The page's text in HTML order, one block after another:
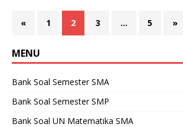
« 1 2 3 … 5 »
MENU
Bank Soal Semester SMA
Bank Soal Semester SMP
Bank Soal UN Matematika SMA